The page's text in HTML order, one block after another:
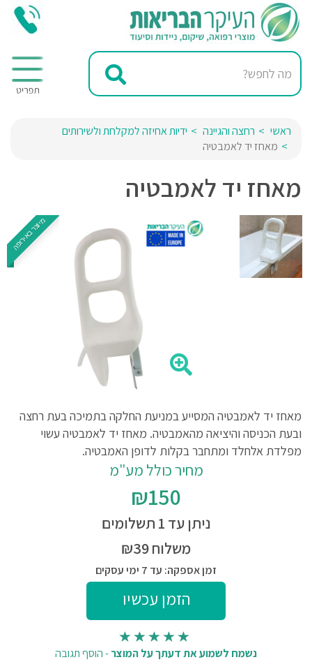
ראשי רחצה והגיינה
ידיות אחיזה למקלחת ולשירותים
מאחז יד לאמבטיה
מאחז יד לאמבטיה
מיוצר באירופה
מאחז יד לאמבטיה המסייע במניעת החלקה בתמיכה בעת רחצה
ובעת הכניסה והיציאה מהאמבטיה. מאחז יד לאמבטיה עשוי
מפלדת אלחלד ומתחבר בקלות לדופן האמבטיה.
מחיר כולל מע"מ
₪150
ניתן עד 1 תשלומים
משלוח ₪39
זמן אספקה: עד 7 ימי עסקים
נשמח לשמוע את דעתך על המוצר-הוסף תגובה